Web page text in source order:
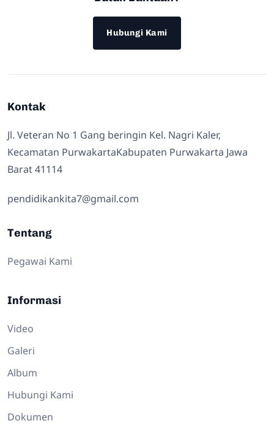
Hubungi Kami
Kontak
Jl. Veteran No 1 Gang beringin Kel. Nagri Kaler,
Kecamatan PurwakartaKabupaten Purwakarta Jawa
Barat 41114
pendidikankita7@gmail.com
Tentang
Pegawai Kami
Informasi
Video
Galeri
Album
Hubungi Kami
Dokumen